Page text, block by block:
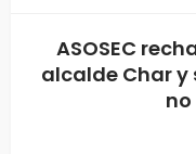
ASOSEC
alcalde Char y